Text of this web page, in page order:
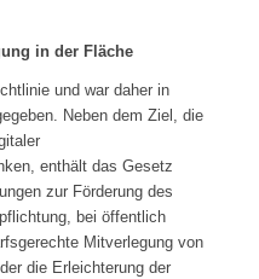
in der Fläche
und war daher in
Neben dem Ziel, die
enthält das Gesetz
zur Förderung des
bei öffentlich
Mitverlegung von
die Erleichterung der